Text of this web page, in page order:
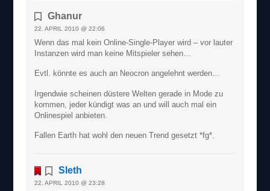
Ghanur
22. APRIL 2010 @ 22:06
Wenn das mal kein Online-Single-Player wird – vor lauter
Instanzen wird man keine Mitspieler sehen…
Evtl. könnte es auch an Neocron angelehnt werden…
Irgendwie scheinen düstere Welten gerade in Mode zu
kommen, jeder kündigt was an und will auch mal ein
Onlinespiel anbieten.
Fallen Earth hat wohl den neuen Trend gesetzt *fg*.
Sleth
22. APRIL 2010 @ 23:28